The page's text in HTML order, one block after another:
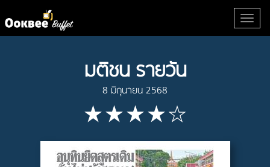
มติชน รายวัน
8 มิถุนายน 2568